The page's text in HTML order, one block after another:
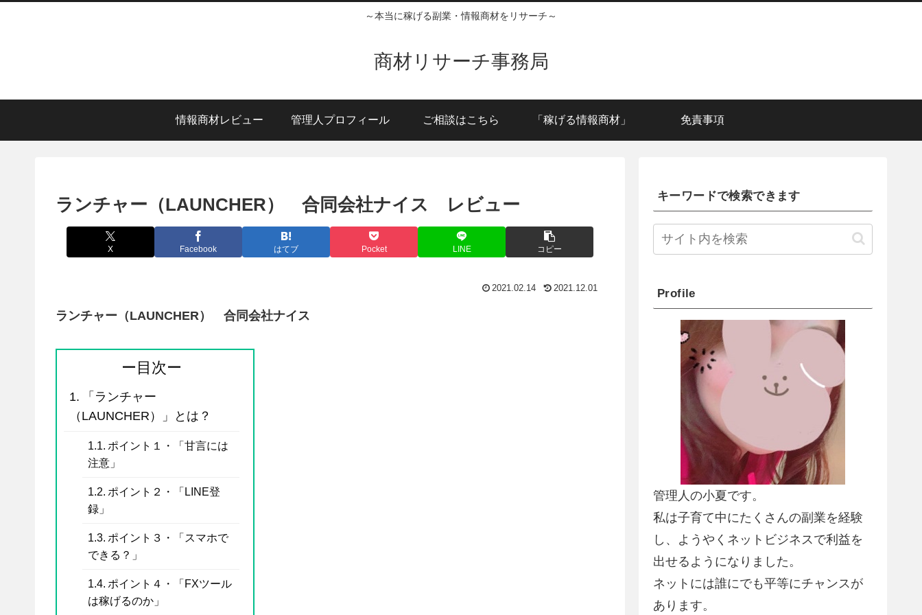
～本当に稼げる副業・情報商材をリサーチ～
商材リサーチ事務局
情報商材レビュー 管理人プロフィール ご相談はこちら 「稼げる情報商材」 免責事項
ランチャー（LAUNCHER） 合同会社ナイス レビュー
X Facebook はてブ Pocket LINE コピー
2021.02.14 2021.12.01
ランチャー（LAUNCHER） 合同会社ナイス
ー目次ー
「ランチャー
（LAUNCHER）」とは？
ポイント１・「甘言には
注意」
ポイント２・「LINE登
録」
ポイント３・「スマホで
できる？」
ポイント４・「FXツール
は稼げるのか」
キーワードで検索できます
Profile
管理人の小夏です。
私は子育て中にたくさんの副業を経験
し、 ようやくネットビジネスで利益を
出せるようになりました 。
ネットには誰にでも平等にチャンスが
あります。